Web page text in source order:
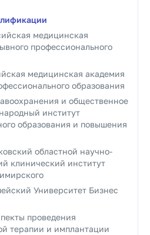
медицинская
профессионального
медицинская академия
образования
и общественное
институт
образования и повышения
областной научно-
клинический институт
Университет Бизнес
проведения
терапии и имплантации